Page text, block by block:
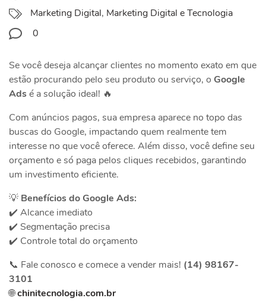
Marketing Digital, Marketing Digital e Tecnologia
0
Se você deseja alcançar clientes no momento exato em que
estão procurando pelo seu produto ou serviço, o Google
Adsé a solução ideal! 🔥
Com anúncios pagos, sua empresa aparece no topo das
buscas do Google, impactando quem realmente tem
interesse no que você oferece. Além disso, você define seu
orçamento e só paga pelos cliques recebidos, garantindo
um investimento eficiente.
💡 Benefícios do Google Ads:
✔️ Alcance imediato
✔️ Segmentação precisa
✔️ Controle total do orçamento
📞 Fale conosco e comece a vender mais! (14) 98167-
3101
🌐chinitecnologia.com.br